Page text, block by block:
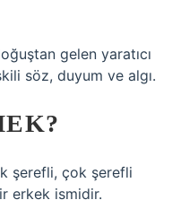
gelen yaratıcı
söz, duyum ve algı.
şerefli, çok şerefli
erkek ismidir.